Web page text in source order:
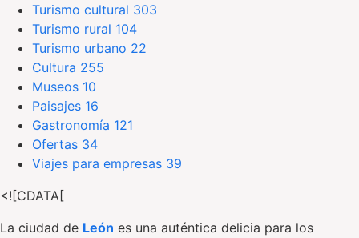
Turismo cultural 303
Turismo rural 104
Turismo urbano 22
Cultura 255
Museos 10
Paisajes 16
Gastronomía 121
Ofertas 34
Viajes para empresas 39
<![CDATA[
La ciudad de León es una auténtica delicia para los